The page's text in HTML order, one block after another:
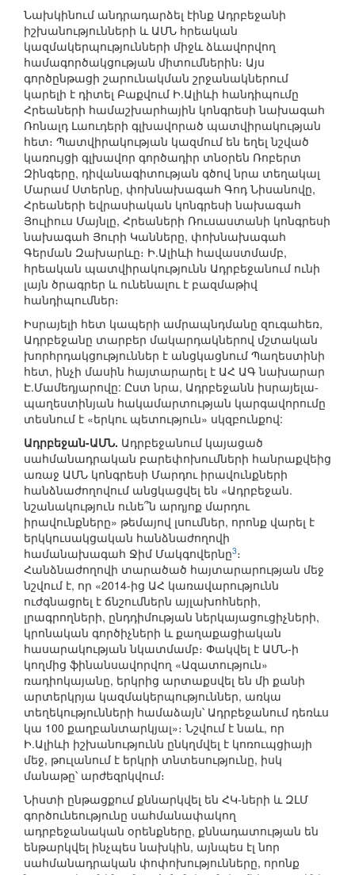
Նախկինում անդրադարձել էինք Ադրբեջանի
իշխանությունների և ԱՄՆ հրեական
կազմակերպությունների միջև ձևավորվող
համագործակցության միտումներին։ Այս
գործընթացի շարունակման շրջանակներում
կարելի է դիտել Բաքվում Ի.Ալիևի հանդիպումը
Հրեաների համաշխարհային կոնգրեսի նախագահ
Ռոնալդ Լաուդերի գլխավորած պատվիրակության
հետ։ Պատվիրակության կազմում են եղել նշված
կառույցի գլխավոր գործադիր տնօրեն Ռոբերտ
Զինգերը, դիվանագիտության գծով նրա տեղակալ
Մարամ Ստերնը, փոխնախագահ Գոդ Նիսանովը,
Հրեաների եվրասիական կոնգրեսի նախագահ
Յուլիուս Մայնլը, Հրեաների Ռուսաստանի կոնգրեսի
նախագահ Յուրի Կանները, փոխնախագահ
Գերման Զախարևը։ Ի.Ալիևի հավաստմամբ,
հրեական պատվիրակությունն Ադրբեջանում ունի
լայն ծրագրեր և ունենալու է բազմաթիվ
հանդիպումներ։
Իսրայելի հետ կապերի ամրապնդմանը զուգահեռ,
Ադրբեջանը տարբեր մակարդակներով մշտական
խորհրդակցություններ է անցկացնում Պաղեստինի
հետ, ինչի մասին հայտարարել է ԱՀ ԱԳ նախարար
Է.Մամեդյարովը: Ըստ նրա, Ադրբեջանն իսրայելա-
պաղեստինյան հակամարտության կարգավորումը
տեսնում է «երկու պետություն» սկզբունքով:
Ադրբեջան-ԱՄՆ. Ադրբեջանում կայացած
սահմանադրական բարեփոխումների հանրաքվեից
առաջ ԱՄՆ կոնգրեսի Մարդու իրավունքների
հանձնաժողովում անցկացվել են «Ադրբեջան.
նշանակություն ունե՞ն արդյոք մարդու
իրավունքները» թեմայով լսումներ, որոնք վարել է
երկկուսակցական հանձնաժողովի
համանախագահ Ջիմ Մակգովերնը3։
Հանձնաժողովի տարածած հայտարարության մեջ
նշվում է, որ «2014-ից ԱՀ կառավարությունն
ուժգնացրել է ճնշումներն այլախոհների,
լրագրողների, ընդդիմության ներկայացուցիչների,
կրոնական գործիչների և քաղաքացիական
հասարակության նկատմամբ։ Փակվել է ԱՄՆ-ի
կողմից ֆինանսավորվող «Ազատություն»
ռադիոկայանը, երկրից արտաքսվել են մի քանի
արտերկրյա կազմակերպություններ, առկա
տեղեկությունների համաձայն՝ Ադրբեջանում դեռևս
կա 100 քաղբանտարկյալ»։ Նշվում է նաև, որ
Ի.Ալիևի իշխանությունն ընկղմվել է կոռուպցիայի
մեջ, թուլանում է երկրի տնտեսությունը, իսկ
մանաթը՝ արժեզրկվում։
Նիստի ընթացքում քննարկվել են ՀԿ-ների և ԶԼՄ
գործունեությունը սահմանափակող
ադրբեջանական օրենքները, քննադատության են
ենթարկվել ինչպես նախկին, այնպես էլ նոր
սահմանադրական փոփոխությունները, որոնք